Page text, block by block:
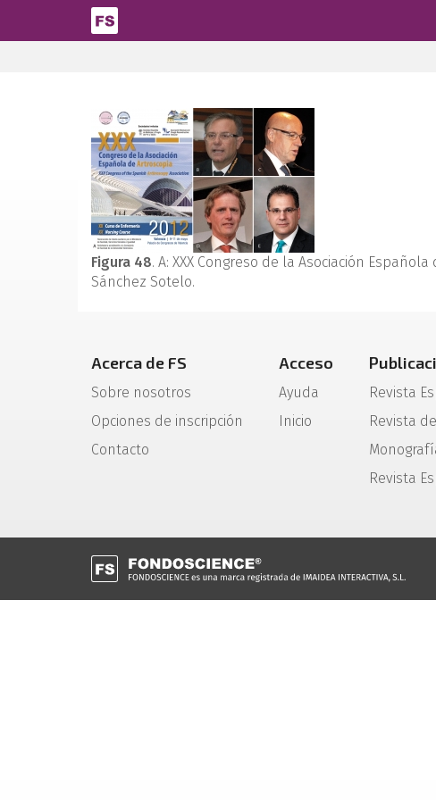
Pasar al contenido principal
Figura 48. A: XXX Congreso de la Asociación
Sánchez Sotelo.
Acerca de FS
Sobre nosotros
Opciones de inscripción
Contacto
Acceso
Ayuda
Inicio
Revista
Revista
Revista